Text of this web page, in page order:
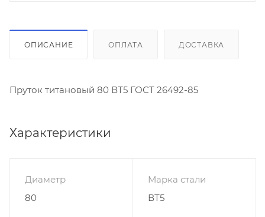
ОПИСАНИЕ ОПЛАТА ДОСТАВКА
Пруток титановый 80 ВТ5 ГОСТ 26492-85
Характеристики
Диаметр
80
Марка стали
ВТ5